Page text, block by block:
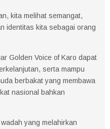
kita melihat semangat,
identitas kita sebagai orang
Golden Voice of Karo dapat
serta mampu
berbakat yang membawa
nasional bahkan
yang melahirkan